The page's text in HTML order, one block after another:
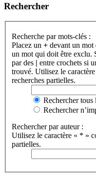
Rechercher
Recherche par mots-clés :
Placez un + devant un mot
un mot qui doit être exclu.
par des | entre crochets si
trouvé. Utilisez le
recherches partielles.
Rechercher tous
Rechercher
Rechercher par auteur :
Utilisez le caractère « * »
partielles.